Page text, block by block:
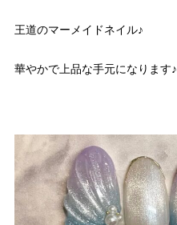
王道のマーメイドネイル♪
華やかで上品な手元になります♪